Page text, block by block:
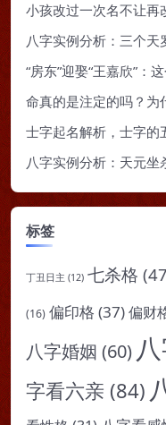
小孩改过一次名不让再
八字实例分析：三个
“房东”迎娶“王嘉欣”：
命真的是注定的吗？为
士字起名解析，士字的
八字实例分析：天元
标签
丁丑日主 (12) 七杀格
(16) 偏印格 (37)偏财
八字婚姻 (60)
字看六亲 (84)